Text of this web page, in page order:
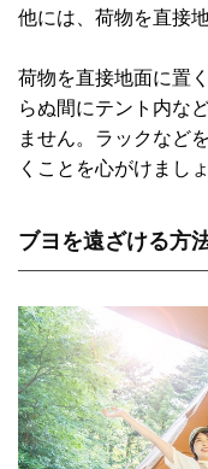
他には、荷物を直接
荷物を直接地面に置
らぬ間にテント内な
ません。ラックなど
くことを心がけましょ
ブヨを遠ざける方